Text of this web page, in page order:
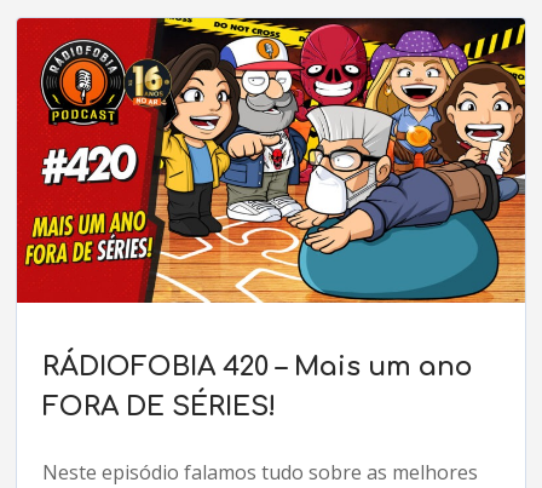
RÁDIOFOBIA 420 – Mais um ano
FORA DE SÉRIES!
Neste episódio falamos tudo sobre as melhores